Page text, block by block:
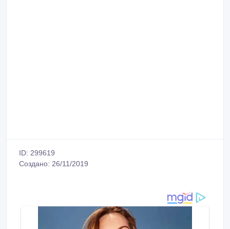
ID: 299619
Создано: 26/11/2019